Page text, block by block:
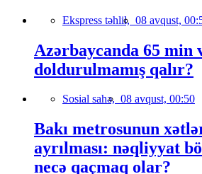
Ekspress təhlil, 08 avqust,
Azərbaycanda 65 min
doldurulmamış qalır?
Sosial sahə, 08 avqust, 00:50
Bakı metrosunun
ayrılması: nəqliyyat
necə qaçmaq olar?